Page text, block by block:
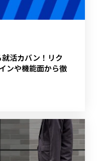
就活カバン！リク
ンや機能面から徹